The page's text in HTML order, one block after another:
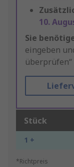
10.
Sie
eingeben
überprüfen“
Stück
1 +
*Richtpreis